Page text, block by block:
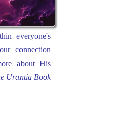
everyone's
connection
about His
Urantia Book!